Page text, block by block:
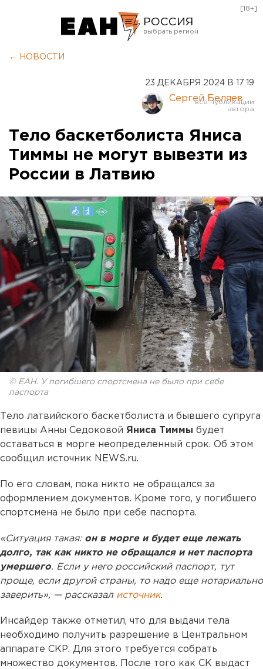
РОССИЯ
Курган
Оренбург
[18+]
← НОВОСТИ
23 ДЕКАБРЯ 2024 В 17:19
Сергей Беляев
Тело баскетболиста Яниса
Тиммы не могут вывезти из
России в Латвию
© ЕАН. У погибшего спортсмена не было при себе
паспорта
Тело латвийского баскетболиста и бывшего супруга
певицы Анны Седоковой Яниса Тиммы будет
оставаться в морге неопределенный срок. Об этом
сообщил источник NEWS.ru.
По его словам, пока никто не обращался за
оформлением документов. Кроме того, у погибшего
спортсмена не было при себе паспорта.
«Ситуация такая: он в морге и будет еще лежать
долго, так как никто не обращался и нет паспорта
умершего. Если у него российский паспорт, тут
проще, если другой страны, то надо еще нотариально
заверить», — рассказал источник.
Инсайдер также отметил, что для выдачи тела
необходимо получить разрешение в Центральном
аппарате СКР. Для этого требуется собрать
множество документов. После того как СК выдаст